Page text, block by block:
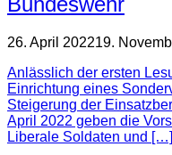
26. April 202219.
Anlässlich der ersten
Einrichtung eines
Steigerung der
April 2022 geben die
Liberale Soldaten und […]